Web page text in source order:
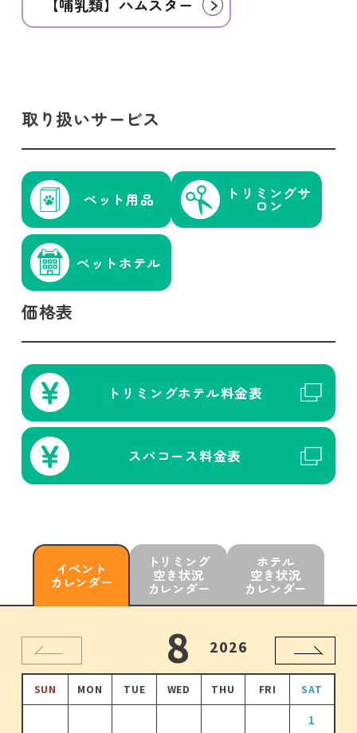
【哺乳類】ハムスター
取り扱いサービス
ペット用品 トリミングサ
ロン
ペットホテル
価格表
トリミングホテル料金表
スパコース料金表
イベント
カレンダー
トリミング
空き状況
カレンダー
ホテル
空き状況
カレンダー
8 2026
SUN MON TUE WED THU FRI SAT
1
9 2026
SUN MON TUE WED THU FRI SAT
5
10 2026
SUN MON TUE WED THU FRI SAT
3
11 2026
SUN MON TUE WED THU FRI SAT
7
12 2026
SUN MON TUE WED THU FRI SAT
5
1 2027
SUN MON TUE WED THU FRI SAT
2